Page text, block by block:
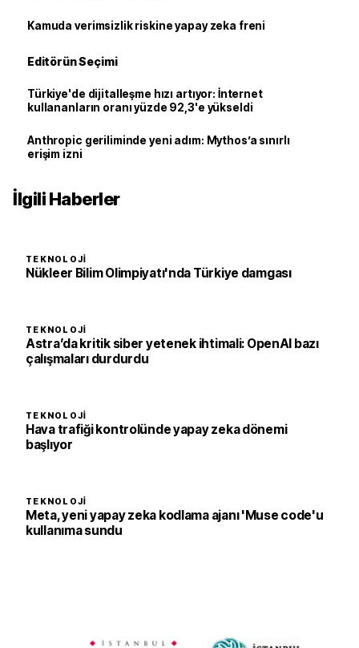
Kamuda verimsizlik riskine yapay zeka freni
Editörün Seçimi
Türkiye'de dijitalleşme hızı artıyor: İnternet
kullananların oranı yüzde 92,3'e yükseldi
Anthropic geriliminde yeni adım: Mythos’a sınırlı
erişim izni
İlgili Haberler
TEKNOLOJI
Nükleer Bilim Olimpiyatı'nda Türkiye damgası
TEKNOLOJI
Astra’da kritik siber yetenek ihtimali: OpenAI bazı
çalışmaları durdurdu
TEKNOLOJI
Hava trafiği kontrolünde yapay zeka dönemi
başlıyor
TEKNOLOJI
Meta, yeni yapay zeka kodlama ajanı 'Muse code'u
kullanıma sundu